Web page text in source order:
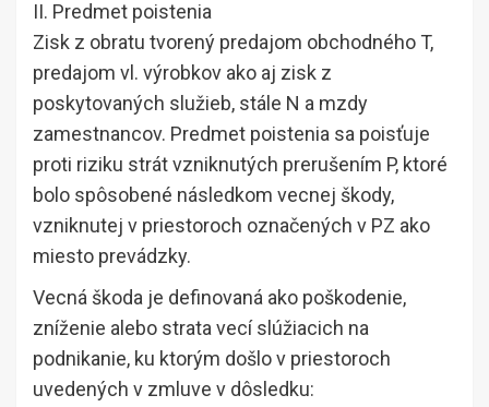
II. Predmet poistenia
Zisk z obratu tvorený predajom obchodného T,
predajom vl. výrobkov ako aj zisk z
poskytovaných služieb, stále N a mzdy
zamestnancov. Predmet poistenia sa poisťuje
proti riziku strát vzniknutých prerušením P, ktoré
bolo spôsobené následkom vecnej škody,
vzniknutej v priestoroch označených v PZ ako
miesto prevádzky.
Vecná škoda je definovaná ako poškodenie,
zníženie alebo strata vecí slúžiacich na
podnikanie, ku ktorým došlo v priestoroch
uvedených v zmluve v dôsledku: